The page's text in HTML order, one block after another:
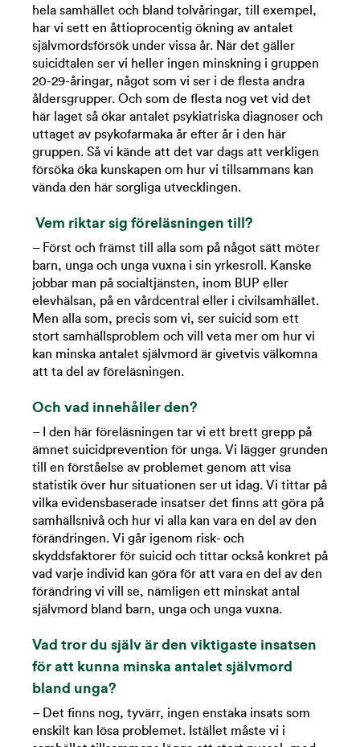
hela samhället och bland tolvåringar, till exempel,
har vi sett en åttioprocentig ökning av antalet
självmordsförsök under vissa år. När det gäller
suicidtalen ser vi heller ingen minskning i gruppen
20-29-åringar, något som vi ser i de flesta andra
åldersgrupper. Och som de flesta nog vet vid det
här laget så ökar antalet psykiatriska diagnoser och
uttaget av psykofarmaka år efter år i den här
gruppen. Så vi kände att det var dags att verkligen
försöka öka kunskapen om hur vi tillsammans kan
vända den här sorgliga utvecklingen.
Vem riktar sig föreläsningen till?
– Först och främst till alla som på något sätt möter
barn, unga och unga vuxna i sin yrkesroll. Kanske
jobbar man på socialtjänsten, inom BUP eller
elevhälsan, på en vårdcentral eller i civilsamhället.
Men alla som, precis som vi, ser suicid som ett
stort samhällsproblem och vill veta mer om hur vi
kan minska antalet självmord är givetvis välkomna
att ta del av föreläsningen.
Och vad innehåller den?
– I den här föreläsningen tar vi ett brett grepp på
ämnet suicidprevention för unga. Vi lägger grunden
till en förståelse av problemet genom att visa
statistik över hur situationen ser ut idag. Vi tittar på
vilka evidensbaserade insatser det finns att göra på
samhällsnivå och hur vi alla kan vara en del av den
förändringen. Vi går igenom risk- och
skyddsfaktorer för suicid och tittar också konkret på
vad varje individ kan göra för att vara en del av den
förändring vi vill se, nämligen ett minskat antal
självmord bland barn, unga och unga vuxna.
Vad tror du själv är den viktigaste insatsen
för att kunna minska antalet självmord
bland unga?
– Det finns nog, tyvärr, ingen enstaka insats som
enskilt kan lösa problemet. Istället måste vi i